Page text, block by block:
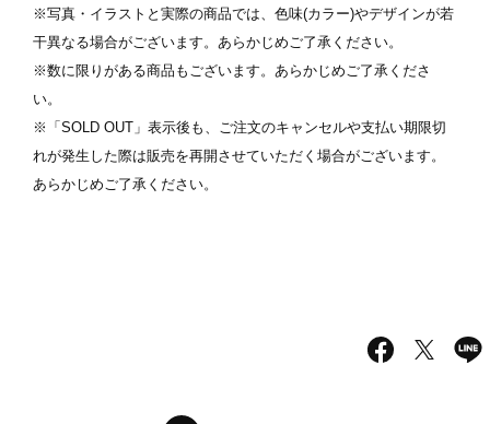
※写真・イラストと実際の商品では、色味(カラー)やデザインが若
干異なる場合がございます。あらかじめご了承ください。
※数に限りがある商品もございます。あらかじめご了承くださ
い。
※「SOLD OUT」表示後も、ご注文のキャンセルや支払い期限切
れが発生した際は販売を再開させていただく場合がございます。
あらかじめご了承ください。